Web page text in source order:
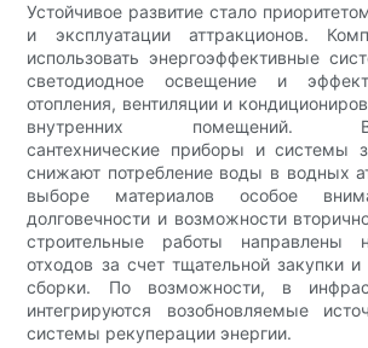
Устойчивое развитие стало
и эксплуатации аттракционов.
использовать энергоэффективные
светодиодное освещение и
отопления, вентиляции и
внутренних помещений.
сантехнические приборы и системы
снижают потребление воды в водных
выборе материалов особое
долговечности и возможности
строительные работы направлены
отходов за счет тщательной закупки и
сборки. По возможности, в
интегрируются возобновляемые
системы рекуперации энергии.